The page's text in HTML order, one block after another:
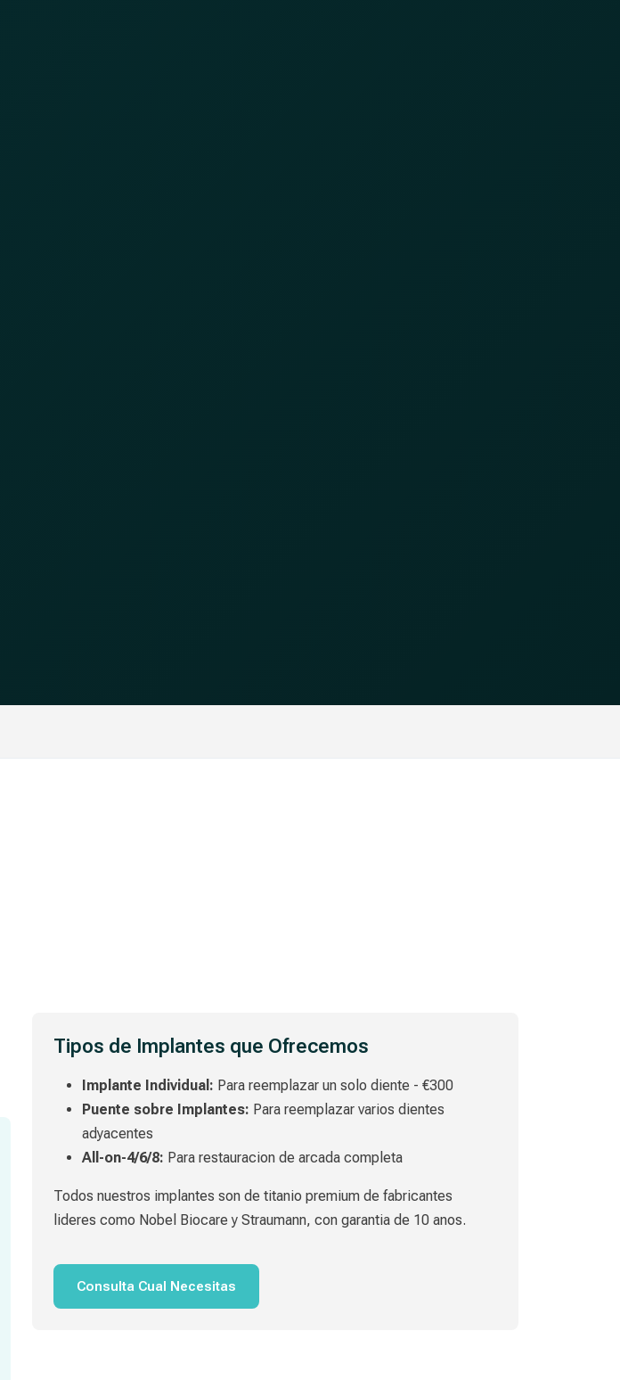
Tipos de Implantes que Ofrecemos
Implante Individual: Para reemplazar un solo diente - €300
Puente sobre Implantes: Para reemplazar varios dientes
adyacentes
All-on-4/6/8: Para restauracion de arcada completa
Todos nuestros implantes son de titanio premium de fabricantes
lideres como Nobel Biocare y Straumann, con garantia de 10 anos.
Consulta Cual Necesitas